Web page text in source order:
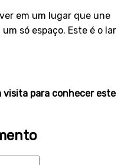
em um lugar que une
só espaço. Este é o lar
para conhecer este